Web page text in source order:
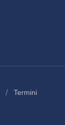
/ Termini